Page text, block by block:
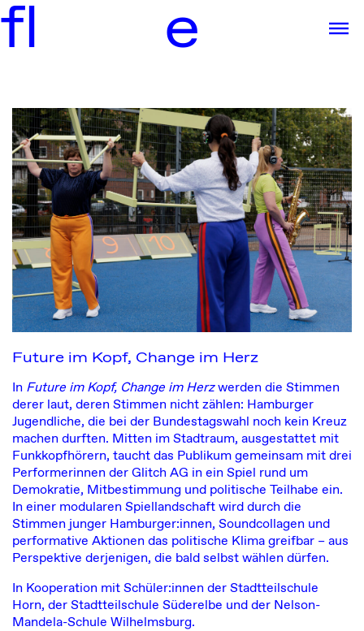
fl e
Future im Kopf, Change im Herz
In Future im Kopf, Change im Herzwerden die Stimmen
derer laut, deren Stimmen nicht zählen: Hamburger
Jugendliche, die bei der Bundestagswahl noch kein Kreuz
machen durften. Mitten im Stadtraum, ausgestattet mit
Funkkopfhörern, taucht das Publikum gemeinsam mit drei
Performerinnen der Glitch AG in ein Spiel rund um
Demokratie, Mitbestimmung und politische Teilhabe ein.
In einer modularen Spiellandschaft wird durch die
Stimmen junger Hamburger:innen, Soundcollagen und
performative Aktionen das politische Klima greifbar – aus
Perspektive derjenigen, die bald selbst wählen dürfen.
In Kooperation mit Schüler:innen der Stadtteilschule
Horn, der Stadtteilschule Süderelbe und der Nelson-
Mandela-Schule Wilhelmsburg.